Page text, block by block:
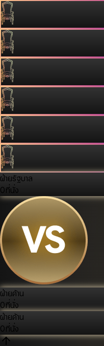
ฝ่ายรัฐบาล
0ที่นั่ง
ฝ่ายค้าน
0ที่นั่ง
ฝ่ายค้าน
0ที่นั่ง